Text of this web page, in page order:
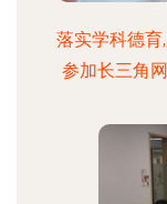
落实学科德
参加长三角